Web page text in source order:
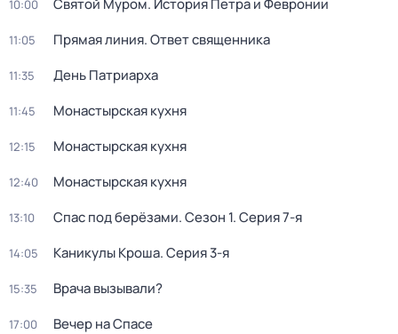
10:00 Святой Муром. История Петра и Февронии
11:05 Прямая линия. Ответ священника
11:35 День Патриарха
11:45 Монастырская кухня
12:15 Монастырская кухня
12:40 Монастырская кухня
13:10 Спас под берёзами. Сезон 1. Серия 7-я
14:05 Каникулы Кроша. Серия 3-я
15:35 Врача вызывали?
17:00 Вечер на Спасе